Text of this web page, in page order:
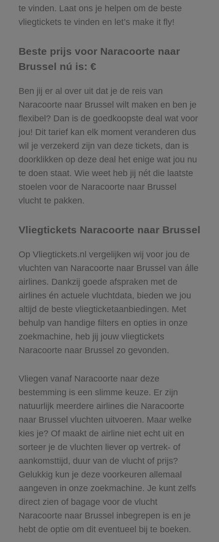
te vinden. Laat ons je helpen om de beste
vliegtickets te vinden en let’s make it fly!
Beste prijs voor Naracoorte naar
Brussel nú is: €
Ben jij er al over uit dat je de reis van
Naracoorte naar Brussel wilt maken en ben je
flexibel? Dan is de goedkoopste deal wat voor
jou! Dit tarief kan elk moment veranderen dus
wil je verzekerd zijn van deze tickets, dan is
doorklikken op deze deal het enige wat jou nu
te doen staat. Wie weet heb jij nét die laatste
stoelen voor de Naracoorte naar Brussel
vlucht te pakken.
Vliegtickets Naracoorte naar Brussel
Op Vliegtickets.nl vergelijken wij voor jou de
vluchten van Naracoorte naar Brussel van álle
airlines. Dankzij goede afspraken met de
airlines én actuele vluchtdata, bieden we jou
altijd de beste vliegticketaanbiedingen. Met
behulp van handige filters en opties in onze
zoekmachine, heb jij jouw vliegtickets
Naracoorte naar Brussel zo gevonden.
Vliegen vanaf Naracoorte naar deze
bestemming is een slimme keuze. Er zijn
natuurlijk meerdere airlines die Naracoorte
naar Brussel vluchten uitvoeren. Maar welke
kies je? Of maakt de airline niet echt uit en
sorteer je de vluchten liever op vertrek- of
aankomsttijd, duur van de vlucht of prijs?
Gelukkig kun je deze voorkeuren allemaal
aangeven in onze zoekmachine. Je kunt zelfs
direct zien of bagage voor de vlucht
Naracoorte naar Brussel inbegrepen is en je
hebt de optie om dit eventueel bij te boeken.